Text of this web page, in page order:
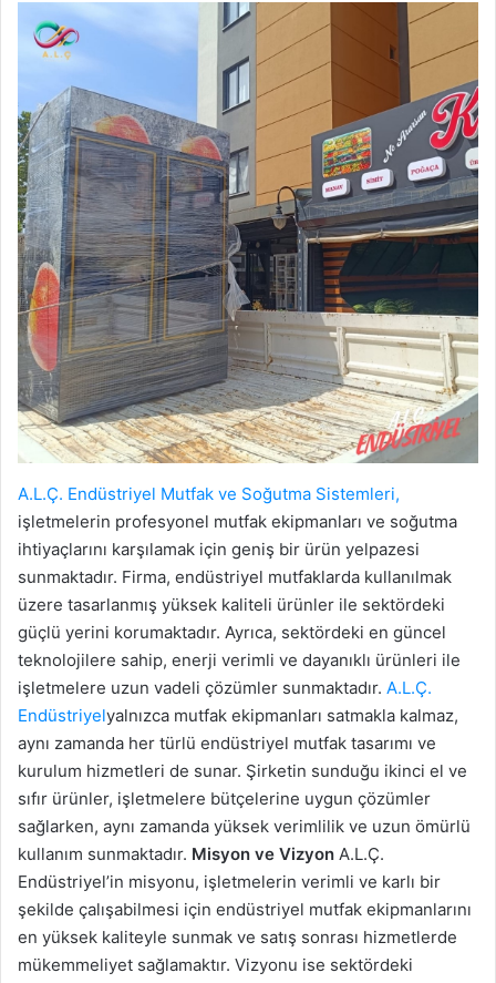
A.L.Ç. Endüstriyel Mutfak ve Soğutma Sistemleri,
işletmelerin profesyonel mutfak ekipmanları ve soğutma
ihtiyaçlarını karşılamak için geniş bir ürün yelpazesi
sunmaktadır. Firma, endüstriyel mutfaklarda kullanılmak
üzere tasarlanmış yüksek kaliteli ürünler ile sektördeki
güçlü yerini korumaktadır. Ayrıca, sektördeki en güncel
teknolojilere sahip, enerji verimli ve dayanıklı ürünleri ile
işletmelere uzun vadeli çözümler sunmaktadır. A.L.Ç.
Endüstriyelyalnızca mutfak ekipmanları satmakla kalmaz,
aynı zamanda her türlü endüstriyel mutfak tasarımı ve
kurulum hizmetleri de sunar. Şirketin sunduğu ikinci el ve
sıfır ürünler, işletmelere bütçelerine uygun çözümler
sağlarken, aynı zamanda yüksek verimlilik ve uzun ömürlü
kullanım sunmaktadır. Misyon ve Vizyon A.L.Ç.
Endüstriyel’in misyonu, işletmelerin verimli ve karlı bir
şekilde çalışabilmesi için endüstriyel mutfak ekipmanlarını
en yüksek kaliteyle sunmak ve satış sonrası hizmetlerde
mükemmeliyet sağlamaktır. Vizyonu ise sektördeki